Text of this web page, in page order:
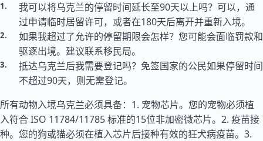
我可以将乌克兰的停留时间延长至90天以上吗？可以，通
过申请临时居留许可，或者在180天后离开并重新入境。
如果我超过了允许的停留期限会怎样？您可能会面临罚款和
驱逐出境。建议联系移民局。
抵达乌克兰后我需要登记吗？免签国家的公民如果停留时间
不超过90天，则无需登记。
所有动物入境乌克兰必须具备：1. 宠物芯片。您的宠物必须植
入符合 ISO 11784/11785 标准的15位非加密微芯片。2. 疫苗接
种。您的狗或猫必须在植入芯片后接种有效的狂犬病疫苗。3.